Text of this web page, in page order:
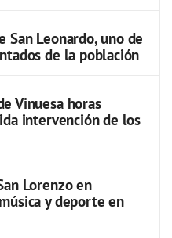
San Leonardo, uno de
de la población
Vinuesa horas
intervención de los
Lorenzo en
y deporte en